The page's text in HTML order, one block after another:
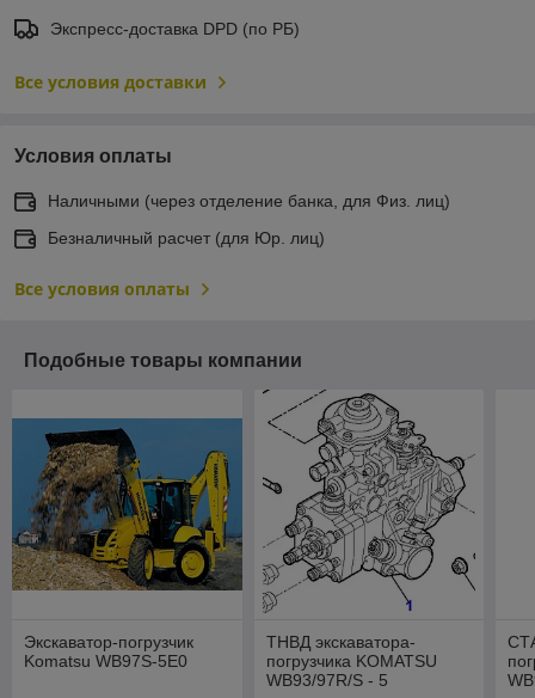
Экспресс-доставка DPD (по РБ)
Все условия доставки
Условия оплаты
Наличными (через отделение банка, для Физ. лиц)
Безналичный расчет (для Юр. лиц)
Все условия оплаты
Подобные товары компании
Экскаватор-погрузчик
Komatsu WB97S-5E0
ТНВД экскаватора-
погрузчика KOMATSU
WB93/97R/S - 5